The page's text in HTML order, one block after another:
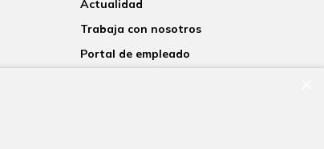
Actualidad
Trabaja con nosotros
Portal de empleado